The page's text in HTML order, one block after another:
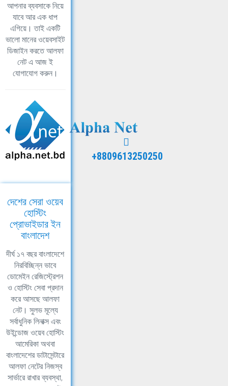
আপনার ব্যবসাকে নিয়ে
যাবে আর এক ধাপ
এগিয়ে। তাই একটি
ভালো মানের ওয়েবসাইট
ডিজাইন করতে আলফা
নেট এ আজ ই
যোগাযোগ করুন।
+8809613250250
দেশের সেরা ওয়েব
হোস্টিং
প্রোভাইডার ইন
বাংলাদেশ
দীর্ঘ ১৭ বছর বাংলাদেশে
নিরবিচ্ছিন্ন ভাবে
ডোমেইন রেজিস্ট্রেশন
ও হোস্টিং সেবা প্রদান
করে আসছে আলফা
নেট। সুলভ মূল্যে
সর্বাধুনিক লিনাক্স এবং
উইন্ডোজ ওয়েব হোস্টিং
আমেরিকা অথবা
বাংলাদেশের ডাটাসেন্টারে
আলফা নেটের নিজস্ব
সার্ভারে রাখার ব্যবস্থা,